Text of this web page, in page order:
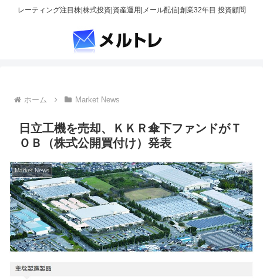
レーティング注目株|株式投資|資産運用|メール配信|創業32年目 投資顧問
ホーム Market News
日立工機を売却、ＫＫＲ傘下ファンドがＴ
ＯＢ（株式公開買付け）発表
Market News